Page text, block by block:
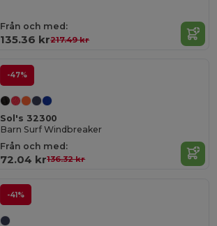
Från och med:
135.36 kr217.49 kr
-47%
Sol's 32300
Barn Surf Windbreaker
Från och med:
72.04 kr136.32 kr
-41%